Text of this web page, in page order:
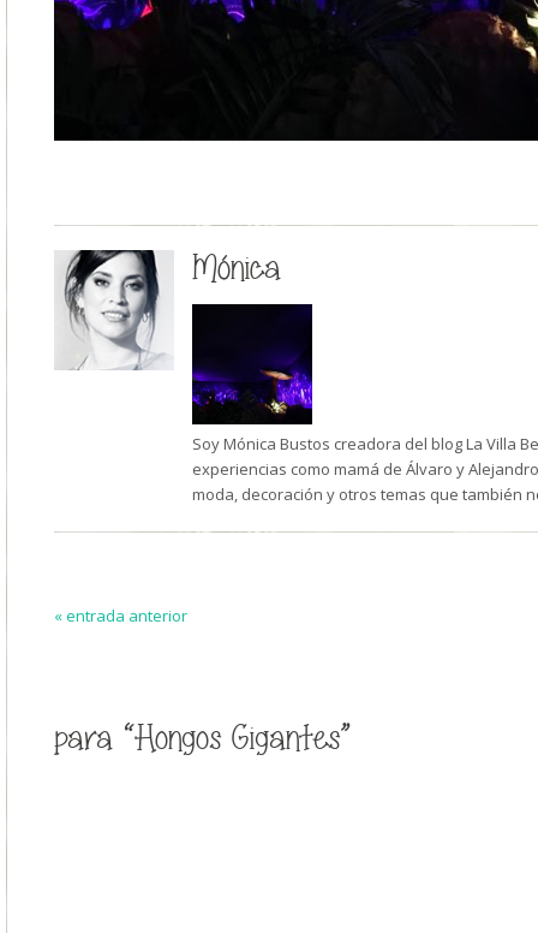
Mónica
Soy Mónica Bustos creadora del blog La Villa
experiencias como mamá de Álvaro y
moda, decoración y otros temas que también
« entrada anterior
para “Hongos Gigantes”